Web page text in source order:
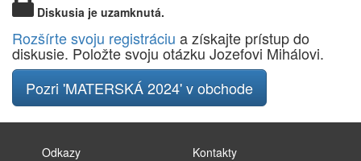
Diskusia je uzamknutá.
Rozšírte svoju registráciu a získajte prístup do
diskusie. Položte svoju otázku Jozefovi Mihálovi.
Pozri 'MATERSKÁ 2024' v obchode
Odkazy Kontakty